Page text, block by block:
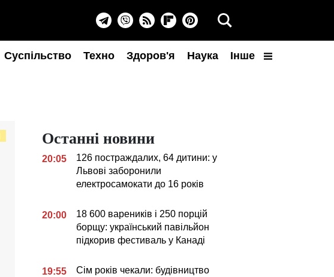
Суспільство Техно Здоров'я Наука Інше
Останні новини
20:05
126 постраждалих, 64 дитини: у
Львові заборонили
електросамокати до 16 років
20:00
18 600 вареників і 250 порцій
борщу: український павільйон
підкорив фестиваль у Канаді
19:55
Сім років чекали: будівництво